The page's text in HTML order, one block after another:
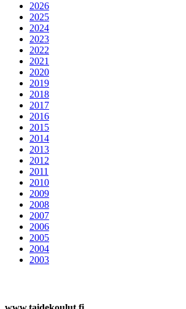
2026
2025
2024
2023
2022
2021
2020
2019
2018
2017
2016
2015
2014
2013
2012
2011
2010
2009
2008
2007
2006
2005
2004
2003